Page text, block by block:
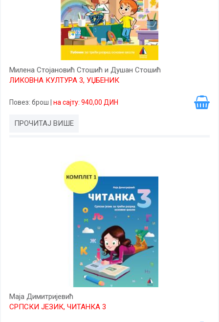
Милена Стојановић Стошић и Душан Стошић
ЛИКОВНА КУЛТУРА 3, УЏБЕНИК
Повез: брош на сајту: 940,00 ДИН
ПРОЧИТАЈ ВИШЕ
Маја Димитријевић
СРПСКИ ЈЕЗИК, ЧИТАНКА 3